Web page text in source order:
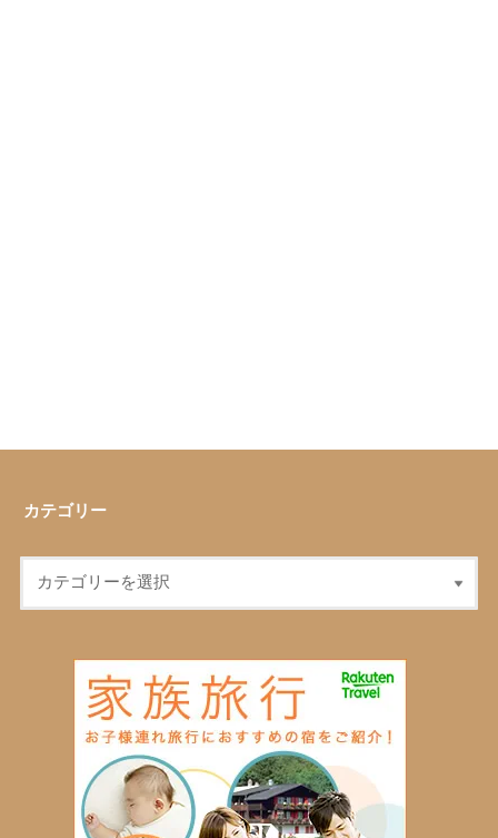
カテゴリー